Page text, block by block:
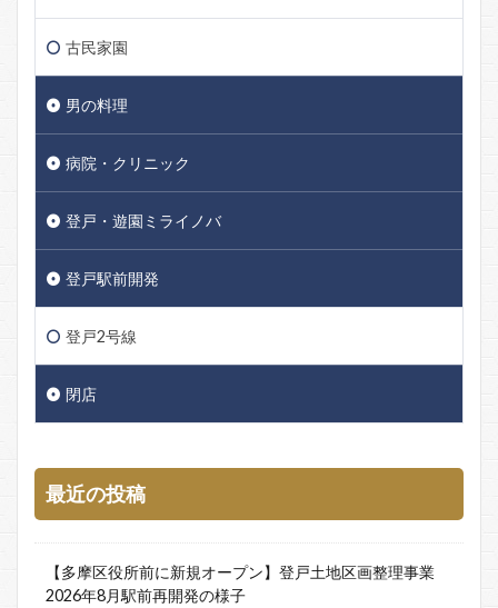
古民家園
男の料理
病院・クリニック
登戸・遊園ミライノバ
登戸駅前開発
登戸2号線
閉店
最近の投稿
【多摩区役所前に新規オープン】登戸土地区画整理事業
2026年8月駅前再開発の様子